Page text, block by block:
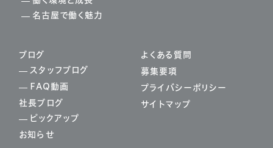
名古屋で働く魅力
ブログ
スタッフブログ
FAQ動画
社長ブログ
ピックアップ
お知らせ
よくある質問
募集要項
プライバシーポリシー
サイトマップ